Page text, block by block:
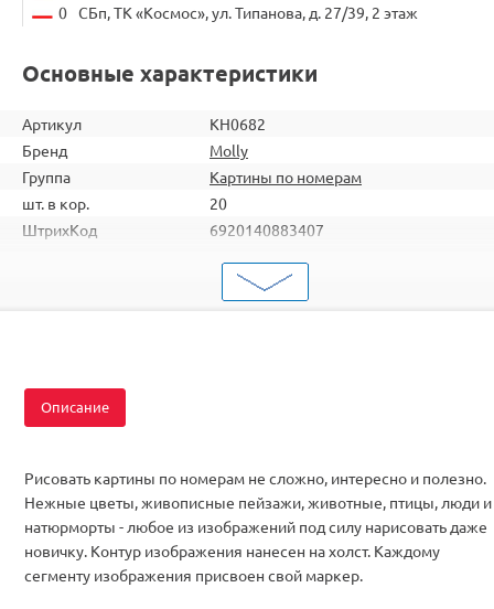
0 СБп, ТК «Космос», ул. Типанова, д. 27/39, 2 этаж
Основные характеристики
Артикул
KH0682
Бренд
Molly
Группа
Картины по номерам
шт. в кор.
20
ШтрихКод
6920140883407
Цветы
Описание
Рисовать картины по номерам не сложно, интересно и полезно.
Нежные цветы, живописные пейзажи, животные, птицы, люди и
натюрморты - любое из изображений под силу нарисовать даже
новичку. Контур изображения нанесен на холст. Каждому
сегменту изображения присвоен свой маркер.